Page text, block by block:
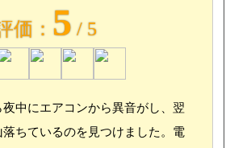
価： 5 / 5
中にエアコンから異音がし、翌
ちているのを見つけました。電